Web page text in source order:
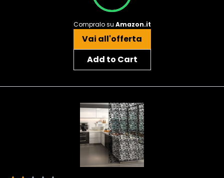
Compralo su Amazon.it
Vai all'offerta
Add to Cart